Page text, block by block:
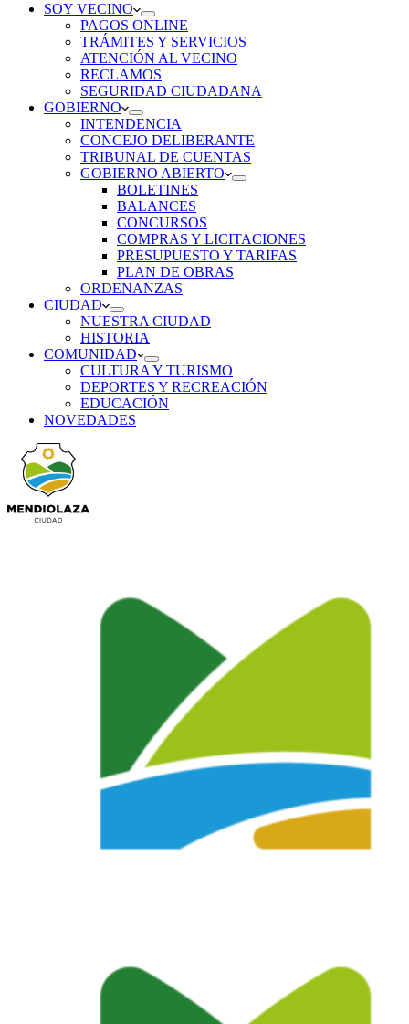
SOY VECINO
PAGOS ONLINE
TRÁMITES Y SERVICIOS
ATENCIÓN AL VECINO
RECLAMOS
SEGURIDAD CIUDADANA
GOBIERNO
INTENDENCIA
CONCEJO DELIBERANTE
TRIBUNAL DE CUENTAS
GOBIERNO ABIERTO
BOLETINES
BALANCES
CONCURSOS
COMPRAS Y LICITACIONES
PRESUPUESTO Y TARIFAS
PLAN DE OBRAS
ORDENANZAS
CIUDAD
NUESTRA CIUDAD
HISTORIA
COMUNIDAD
CULTURA Y TURISMO
DEPORTES Y RECREACIÓN
EDUCACIÓN
NOVEDADES